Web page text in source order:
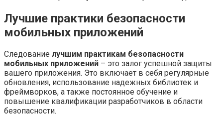
Лучшие практики безопасности
мобильных приложений
Следование лучшим практикам безопасности
мобильных приложений – это залог успешной защиты
вашего приложения. Это включает в себя регулярные
обновления, использование надежных библиотек и
фреймворков, а также постоянное обучение и
повышение квалификации разработчиков в области
безопасности.